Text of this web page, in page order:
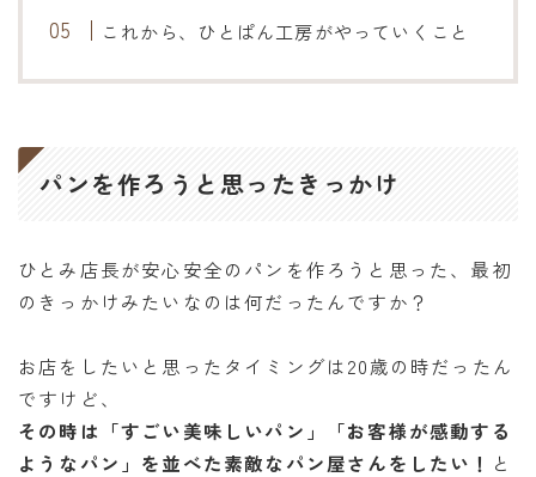
これから、ひとぱん工房がやっていくこと
パンを作ろうと思ったきっかけ
ひとみ店長が安心安全のパンを作ろうと思った、最初
のきっかけみたいなのは何だったんですか？
お店をしたいと思ったタイミングは20歳の時だったん
ですけど、
その時は「すごい美味しいパン」「お客様が感動する
ようなパン」を並べた素敵なパン屋さんをしたい！ と